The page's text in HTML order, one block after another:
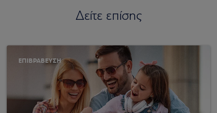
Δείτε επίσης
ΕΠΙΒΡΑΒΕΥΣΗ